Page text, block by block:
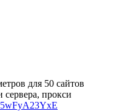
для 50 сайтов
сервера, прокси